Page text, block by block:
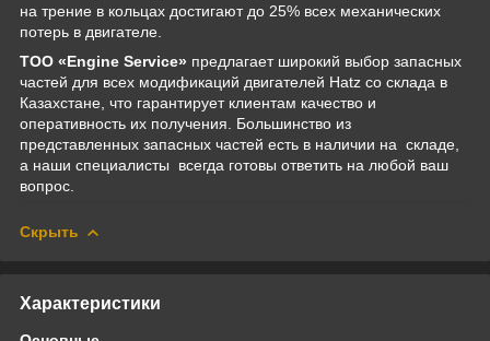
на трение в кольцах достигают до 25% всех механических
потерь в двигателе.
ТОО «Engine Service» предлагает широкий выбор запасных
частей для всех модификаций двигателей Hatz со склада в
Казахстане, что гарантирует клиентам качество и
оперативность их получения. Большинство из
представленных запасных частей есть в наличии на складе,
а наши специалисты всегда готовы ответить на любой ваш
вопрос.
Скрыть
Характеристики